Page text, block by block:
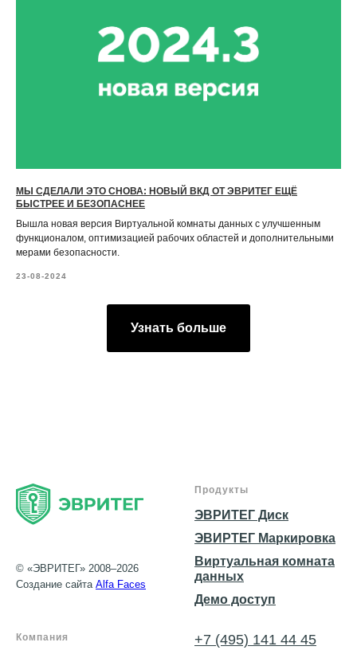
МЫ СДЕЛАЛИ ЭТО СНОВА: НОВЫЙ ВКД ОТ ЭВРИТЕГ ЕЩЁ
БЫСТРЕЕ И БЕЗОПАСНЕЕ
Вышла новая версия Виртуальной комнаты данных с улучшенным
функционалом, оптимизацией рабочих областей и дополнительными
мерами безопасности.
23-08-2024
Узнать больше
© «ЭВРИТЕГ» 2008–2026
Создание сайта Alfa Faces
Продукты
ЭВРИТЕГ Диск
ЭВИРТЕГ Маркировка
Виртуальная комната
данных
Демо доступ
Компания +7 (495) 141 44 45